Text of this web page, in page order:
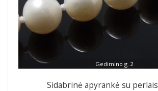
Gedimino g. 2
Sidabrinė apyrankė su perlais